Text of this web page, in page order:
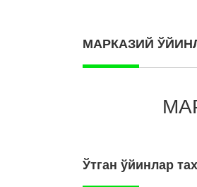
МАРКАЗИЙ
Ўтган ўйинлар